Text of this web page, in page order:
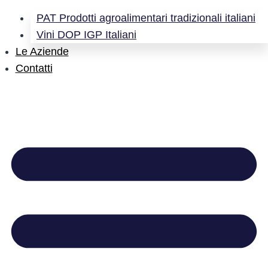
PAT Prodotti agroalimentari tradizionali italiani
Vini DOP IGP Italiani
Le Aziende
Contatti